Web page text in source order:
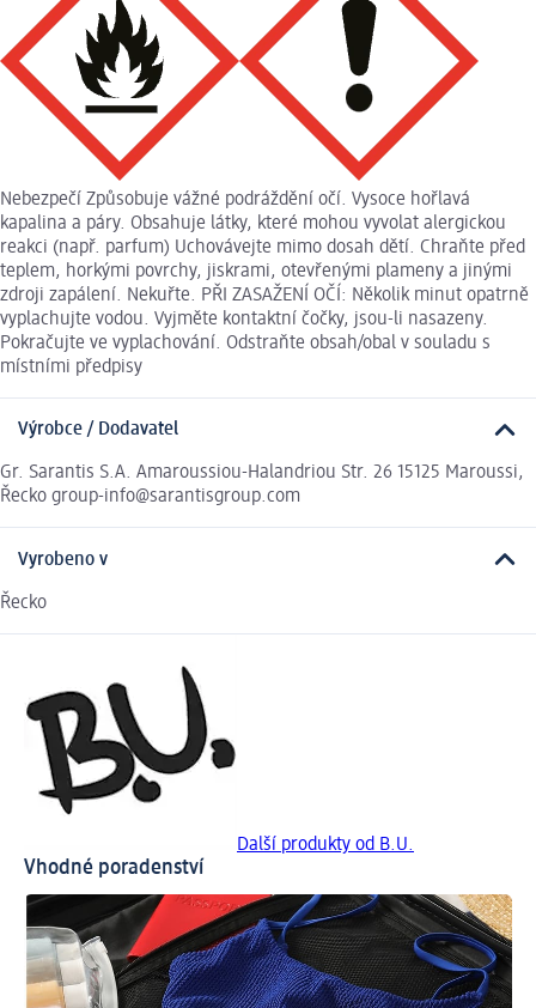
Nebezpečí Způsobuje vážné podráždění očí. Vysoce hořlavá
kapalina a páry. Obsahuje látky, které mohou vyvolat alergickou
reakci (např. parfum) Uchovávejte mimo dosah dětí. Chraňte před
teplem, horkými povrchy, jiskrami, otevřenými plameny a jinými
zdroji zapálení. Nekuřte. PŘI ZASAŽENÍ OČÍ: Několik minut opatrně
vyplachujte vodou. Vyjměte kontaktní čočky, jsou-li nasazeny.
Pokračujte ve vyplachování. Odstraňte obsah/obal v souladu s
místními předpisy
Výrobce / Dodavatel
Gr. Sarantis S.A. Amaroussiou-Halandriou Str. 26 15125 Maroussi,
Řecko group-info@sarantisgroup.com
Vyrobeno v
Řecko
Další produkty od B.U.
Vhodné poradenství